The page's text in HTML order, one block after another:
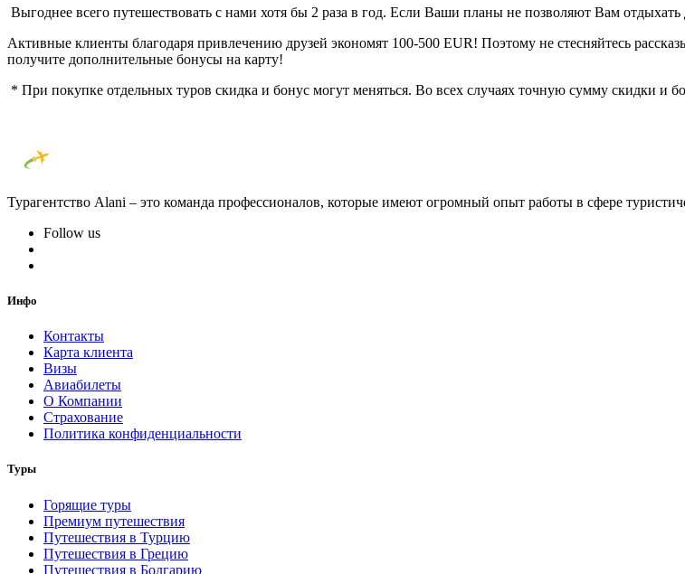
Выгоднее всего путешествовать с нами хотя бы 2 раза в год. Если Ваши планы не позволяют Вам
Активные клиенты благодаря привлечению друзей экономят 100-500 EUR! Поэтому не стесняйтесь
получите дополнительные бонусы на карту!
* При покупке отдельных туров скидка и бонус могут меняться. Во всех случаях точную сумму скидки и
Турагентство Alani – это команда профессионалов, которые имеют огромный опыт работы в сфере
Follow us
Инфо
Контакты
Карта клиента
Визы
Авиабилеты
О Компании
Страхование
Политика конфиденциальности
Туры
Горящие туры
Премиум путешествия
Путешествия в Турцию
Путешествия в Грецию
Путешествия в Болгарию